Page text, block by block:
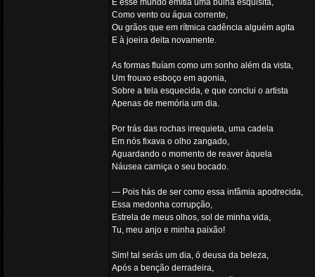
E esse mundo emitia uma bulha esquisita,
Como vento ou água corrente,
Ou grãos que em rítmica cadência alguém agita
E à joeira deita novamente.
As formas fluíam como um sonho além da vista,
Um frouxo esboço em agonia,
Sobre a tela esquecida, e que conclui o artista
Apenas de memória um dia.
Por trás das rochas irrequieta, uma cadela
Em nós fixava o olho zangado,
Aguardando o momento de reaver àquela
Náusea carniça o seu bocado.
— Pois hás de ser como essa infâmia apodrecida,
Essa medonha corrupção,
Estrela de meus olhos, sol de minha vida,
Tu, meu anjo e minha paixão!
Sim! tal serás um dia, ó deusa da beleza,
Após a benção derradeira,